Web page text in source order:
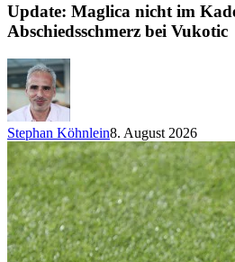
Update: Maglica nicht im
Abschiedsschmerz bei Vukotic
Stephan Köhnlein8. August 2026